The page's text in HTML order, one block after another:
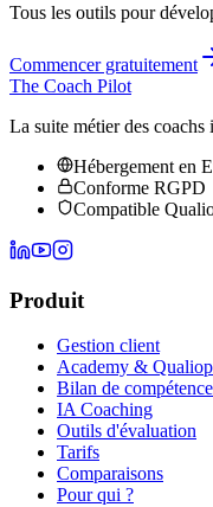
Tous les outils pour
Commencer gratuitement
The Coach Pilot
La suite métier des coachs
Hébergement en
Conforme RGPD
Compatible
Produit
Gestion client
Academy &
Bilan de
IA Coaching
Outils d'évaluation
Tarifs
Comparaisons
Pour qui ?